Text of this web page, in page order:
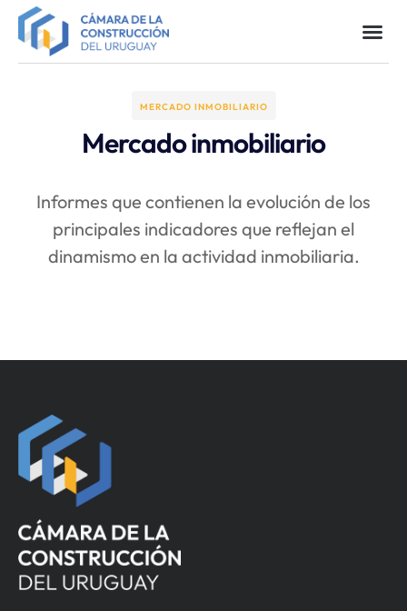
MERCADO INMOBILIARIO​
Mercado inmobiliario​
Informes que contienen la evolución de los
principales indicadores que reflejan el
dinamismo en la actividad inmobiliaria.